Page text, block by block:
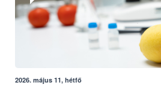
2026. május 11, hétfő